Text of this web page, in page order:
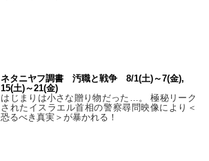
ネタニヤフ調書 汚職と戦争 8/1(土)～7(金),
15(土)～21(金)
はじまりは小さな贈り物だった…。 極秘リーク
されたイスラエル首相の警察尋問映像により＜
恐るべき真実＞が暴かれる！